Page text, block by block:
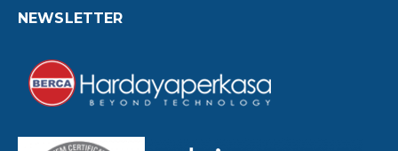
NEWSLETTER